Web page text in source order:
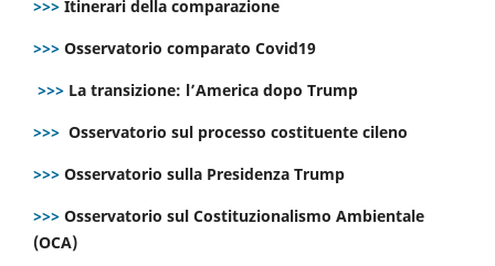
>>> Itinerari della comparazione
>>> Osservatorio comparato Covid19
>>> La transizione: l’America dopo Trump
>>> Osservatorio sul processo costituente cileno
>>> Osservatorio sulla Presidenza Trump
>>> Osservatorio sul Costituzionalismo Ambientale
(OCA)